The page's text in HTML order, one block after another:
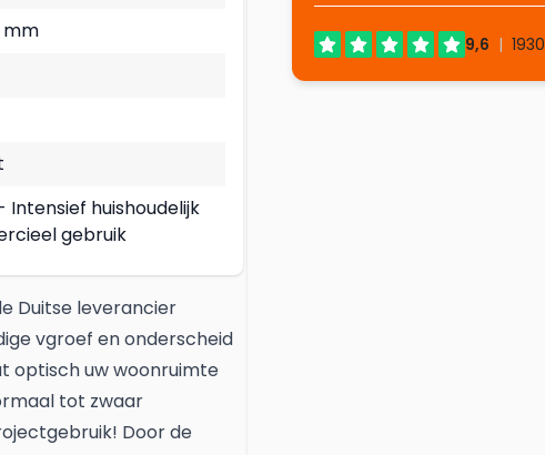
mm
Intensief huishoudelijk
gebruik
Duitse leverancier
vgroef en onderscheid
optisch uw woonruimte
tot zwaar
Door de